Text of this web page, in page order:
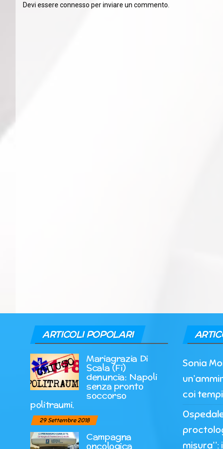
Devi essere connesso per inviare un commento.
ARTICOLI POPOLARI
Mariagrazia Di
Scala (Fi)
denuncia: Napoli
senza pronto
soccorso
politraumi.
29 Settembre 2018
Campagna
oncologica
Sonia
coi